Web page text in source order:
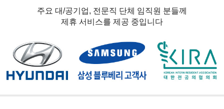
주요 대/공기업, 전문직 단체 임직원 분들께
제휴 서비스를 제공 중입니다